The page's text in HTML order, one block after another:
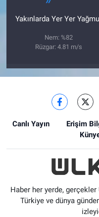
Yakınlarda Yer Yer
Nem: %82
Rüzgar: 4.81 m/s
Canlı Yayın Erişim
Haber her yerde,
Türkiye ve dünya